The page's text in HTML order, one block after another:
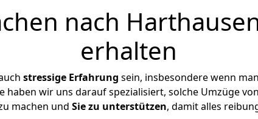
nach
erhalten
stressige Erfahrung sein, insbesondere wenn
haben wir uns darauf spezialisiert, solche Umzüge
machen und Sie zu unterstützen, damit alles